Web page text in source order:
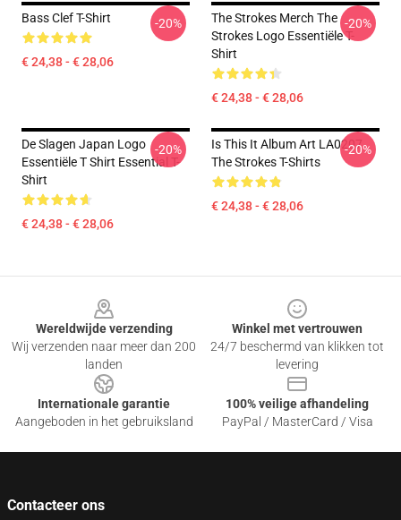
Bass Clef T-Shirt
€ 24,38 - € 28,06
-20%
The Strokes Merch The
Strokes Logo Essentiële T-
Shirt
€ 24,38 - € 28,06
-20%
De Slagen Japan Logo
Essentiële T Shirt Essential T-
Shirt
€ 24,38 - € 28,06
-20%
Is This It Album Art LA0207
The Strokes T-Shirts
€ 24,38 - € 28,06
-20%
Wereldwijde verzending
Wij verzenden naar meer dan 200
landen
Winkel met vertrouwen
24/7 beschermd van klikken tot
levering
Internationale garantie
Aangeboden in het gebruiksland
100% veilige afhandeling
PayPal / MasterCard / Visa
Contacteer ons